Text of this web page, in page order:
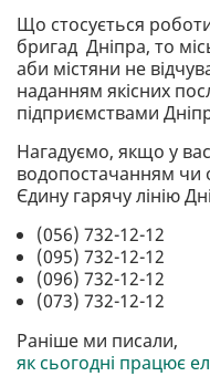
Що стосується
бригад Дніпра, то
аби містяни не
наданням якісних
підприємствами
Нагадуємо, якщо у
водопостачанням чи
Єдину гарячу лінію
(056) 732-12-12
(095) 732-12-12
(096) 732-12-12
(073) 732-12-12
Раніше ми писали,
як сьогодні працює